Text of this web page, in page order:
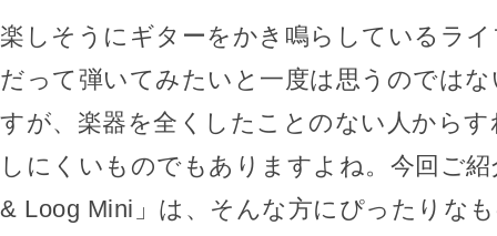
楽しそうにギターをかき鳴らしているラ
だって弾いてみたいと一度は思うのでは
すが、楽器を全くしたことのない人から
しにくいものでもありますよね。今回ご
& Loog Mini」は、そんな方にぴったりな